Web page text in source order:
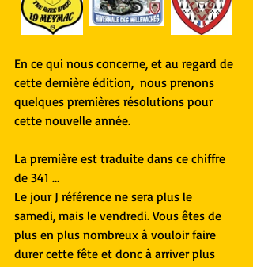
En ce qui nous concerne, et au regard de
cette dernière édition,  nous prenons
quelques premières résolutions pour
cette nouvelle année.
La première est traduite dans ce chiffre
de 341 …
Le jour J référence ne sera plus le
samedi, mais le vendredi. Vous êtes de
plus en plus nombreux à vouloir faire
durer cette fête et donc à arriver plus